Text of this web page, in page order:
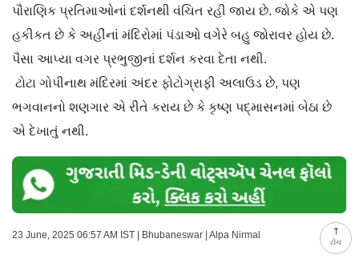
ટોચ
પૌરાણિક પ્રતિમાઓનાં દર્શનથી વંચિત રહી જાય છે. જોકે એ પણ
હકીકત છે કે અહીંનાં મંદિરોમાં પંડાઓ વગેરે બહુ જોરાવર હોય છે.
પૈસા આપ્યા વગર પ્રભુજીનાં દર્શન કરવા દેતા નથી.
ટોટા ગોપીનાથ મંદિરમાં અંદર ફોટોગ્રાફી અલાઉડ છે, પણ
ભગવાનનો શણગાર એ રીતે કરાય છે કે કૃષ્ણ પદ્‍માસનમાં બેઠા છે
એ દેખાતું નથી.
23 June, 2025 06:57 AM IST | Bhubaneswar | Alpa Nirmal